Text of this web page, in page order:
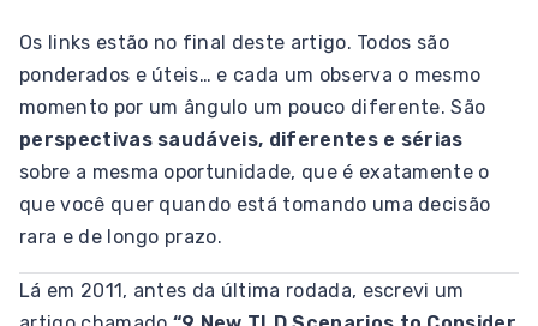
Os links estão no final deste artigo. Todos são
ponderados e úteis… e cada um observa o mesmo
momento por um ângulo um pouco diferente. São
perspectivas saudáveis, diferentes e sérias
sobre a mesma oportunidade, que é exatamente o
que você quer quando está tomando uma decisão
rara e de longo prazo.
Lá em 2011, antes da última rodada, escrevi um